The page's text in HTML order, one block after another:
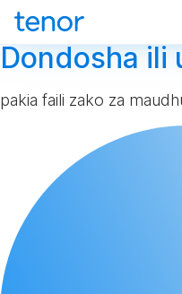
Dondosha ili
pakia faili zako za